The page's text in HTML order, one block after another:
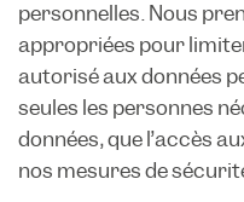
personnelles. Nous
appropriées pour
autorisé aux données
seules les personnes
données, que l’accès
nos mesures de